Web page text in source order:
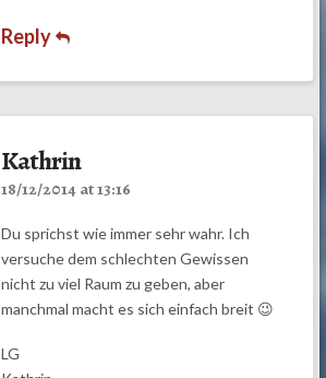
Reply
Kathrin
18/12/2014 at 13:16
Du sprichst wie immer sehr wahr. Ich
versuche dem schlechten Gewissen
nicht zu viel Raum zu geben, aber
manchmal macht es sich einfach breit 😉
LG